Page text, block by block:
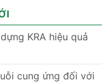
KRA hiệu quả
cung ứng đối với